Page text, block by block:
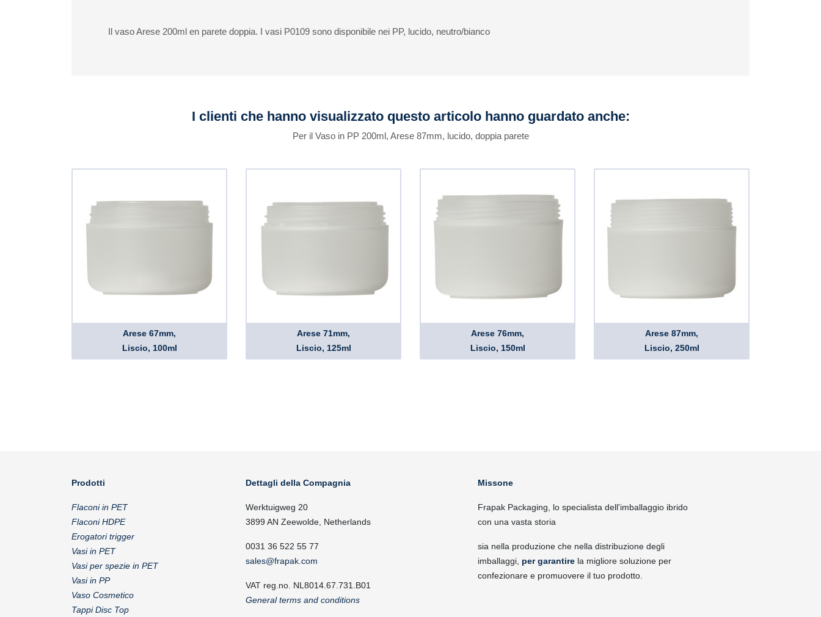
Il vaso Arese 200ml en parete doppia. I vasi P0109 sono disponibile nei PP, lucido, neutro/bianco
I clienti che hanno visualizzato questo articolo hanno guardato anche:
Per il Vaso in PP 200ml, Arese 87mm, lucido, doppia parete
Arese 67mm,
Liscio, 100ml
Arese 71mm,
Liscio, 125ml
Arese 76mm,
Liscio, 150ml
Arese 87mm,
Liscio, 250ml
Prodotti
Flaconi in PET
Flaconi HDPE
Erogatori trigger
Vasi in PET
Vasi per spezie in PET
Vasi in PP
Vaso Cosmetico
Tappi Disc Top
Dettagli della Compagnia
Werktuigweg 20
3899 AN Zeewolde, Netherlands
0031 36 522 55 77
sales@frapak.com
VAT reg.no. NL8014.67.731.B01
General terms and conditions
Missone
Frapak Packaging, lo specialista dell'imballaggio ibrido
con una vasta storia
sia nella produzione che nella distribuzione degli
imballaggi, per garantire la migliore soluzione per
confezionare e promuovere il tuo prodotto.